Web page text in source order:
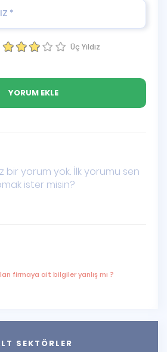
Üç Yıldız
bir yorum yok. İlk yorumu sen
ister misin?
firmaya ait bilgiler yanlış mı ?
SEKTÖRLER